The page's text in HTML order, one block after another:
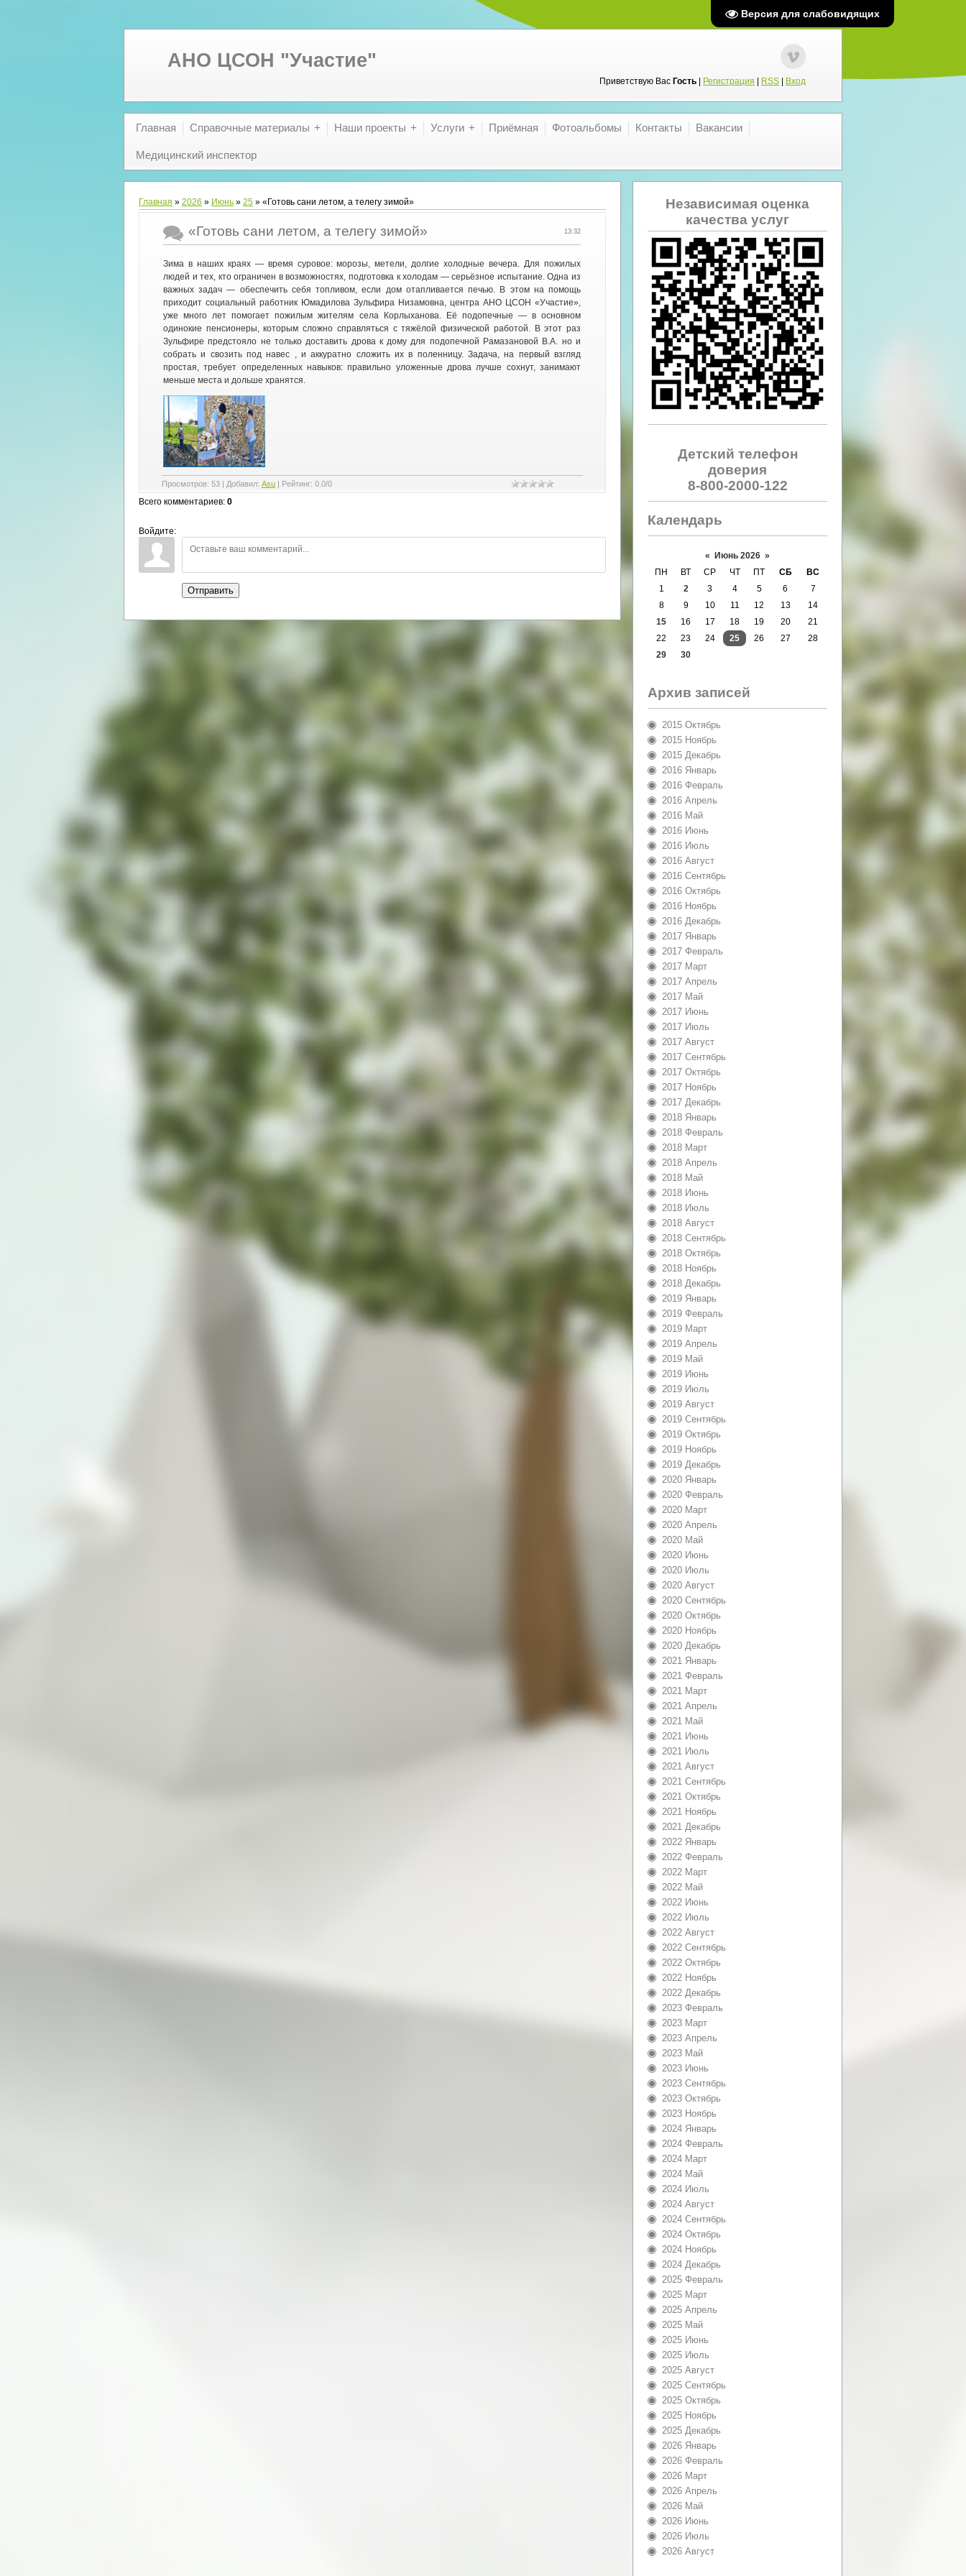
Версия для слабовидящих
АНО ЦСОН "Участие"
Приветствую Вас Гость Регистрация RSS Вход
Главная Справочные материалы Наши проекты Услуги Приёмная Фотоальбомы Контакты Вакансии
Медицинский инспектор
Главная » 2026 » Июнь » 25 » «Готовь сани летом, а телегу зимой»
13:32
«Готовь сани летом, а телегу зимой»
Зима в наших краях — время суровое: морозы, метели, долгие холодные вечера. Для пожилых
людей и тех, кто ограничен в возможностях, подготовка к холодам — серьёзное испытание. Одна из
важных задач — обеспечить себя топливом, если дом отапливается печью. В этом на помощь
приходит социальный работник Юмадилова Зульфира Низамовна, центра АНО ЦСОН «Участие»,
уже много лет помогает пожилым жителям села Корлыханова. Её подопечные — в основном
одинокие пенсионеры, которым сложно справляться с тяжёлой физической работой. В этот раз
Зульфире предстояло не только доставить дрова к дому для подопечной Рамазановой В.А. но и
собрать и свозить под навес , и аккуратно сложить их в поленницу. Задача, на первый взгляд
простая, требует определенных навыков: правильно уложенные дрова лучше сохнут, занимают
меньше места и дольше хранятся.
Просмотров: 53 | Добавил: Asu | Рейтинг: 0.0/0
Всего комментариев: 0
Войдите:
Отправить
Независимая оценка
качества услуг
Детский телефон
доверия
8-800-2000-122
Календарь
« Июнь 2026 »
ПН
ВТ СР ЧТ ПТ СБ
ВС
1
2 3 4 5 6
7
8
9 10 11 12 13
14
15
16 17 18 19 20
21
22
23 24 25 26 27
28
29
30
Архив записей
2015 Октябрь
2015 Ноябрь
2015 Декабрь
2016 Январь
2016 Февраль
2016 Апрель
2016 Май
2016 Июнь
2016 Июль
2016 Август
2016 Сентябрь
2016 Октябрь
2016 Ноябрь
2016 Декабрь
2017 Январь
2017 Февраль
2017 Март
2017 Апрель
2017 Май
2017 Июнь
2017 Июль
2017 Август
2017 Сентябрь
2017 Октябрь
2017 Ноябрь
2017 Декабрь
2018 Январь
2018 Февраль
2018 Март
2018 Апрель
2018 Май
2018 Июнь
2018 Июль
2018 Август
2018 Сентябрь
2018 Октябрь
2018 Ноябрь
2018 Декабрь
2019 Январь
2019 Февраль
2019 Март
2019 Апрель
2019 Май
2019 Июнь
2019 Июль
2019 Август
2019 Сентябрь
2019 Октябрь
2019 Ноябрь
2019 Декабрь
2020 Январь
2020 Февраль
2020 Март
2020 Апрель
2020 Май
2020 Июнь
2020 Июль
2020 Август
2020 Сентябрь
2020 Октябрь
2020 Ноябрь
2020 Декабрь
2021 Январь
2021 Февраль
2021 Март
2021 Апрель
2021 Май
2021 Июнь
2021 Июль
2021 Август
2021 Сентябрь
2021 Октябрь
2021 Ноябрь
2021 Декабрь
2022 Январь
2022 Февраль
2022 Март
2022 Май
2022 Июнь
2022 Июль
2022 Август
2022 Сентябрь
2022 Октябрь
2022 Ноябрь
2022 Декабрь
2023 Февраль
2023 Март
2023 Апрель
2023 Май
2023 Июнь
2023 Сентябрь
2023 Октябрь
2023 Ноябрь
2024 Январь
2024 Февраль
2024 Март
2024 Май
2024 Июль
2024 Август
2024 Сентябрь
2024 Октябрь
2024 Ноябрь
2024 Декабрь
2025 Февраль
2025 Март
2025 Апрель
2025 Май
2025 Июнь
2025 Июль
2025 Август
2025 Сентябрь
2025 Октябрь
2025 Ноябрь
2025 Декабрь
2026 Январь
2026 Февраль
2026 Март
2026 Апрель
2026 Май
2026 Июнь
2026 Июль
2026 Август